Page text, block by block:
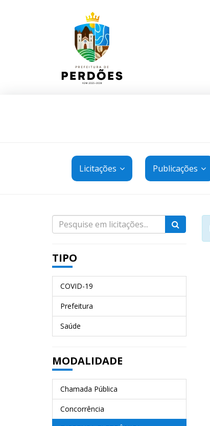
Licitações Publicações
TIPO
COVID-19
Prefeitura
Saúde
MODALIDADE
Chamada Pública
Concorrência